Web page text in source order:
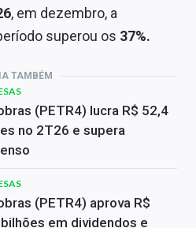
, em dezembro, a
superou os 37%.
TAMBÉM
(PETR4) lucra R$ 52,4
no 2T26 e supera
(PETR4) aprova R$
em dividendos e